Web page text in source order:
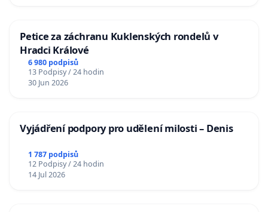
Petice za záchranu Kuklenských rondelů v
Hradci Králové
6 980 podpisů
13 Podpisy / 24 hodin
30 Jun 2026
Vyjádření podpory pro udělení milosti – Denis
1 787 podpisů
12 Podpisy / 24 hodin
14 Jul 2026